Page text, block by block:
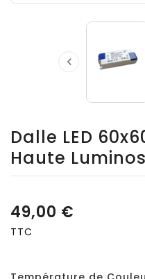

Dalle LED
Haute
49,00 €
TTC